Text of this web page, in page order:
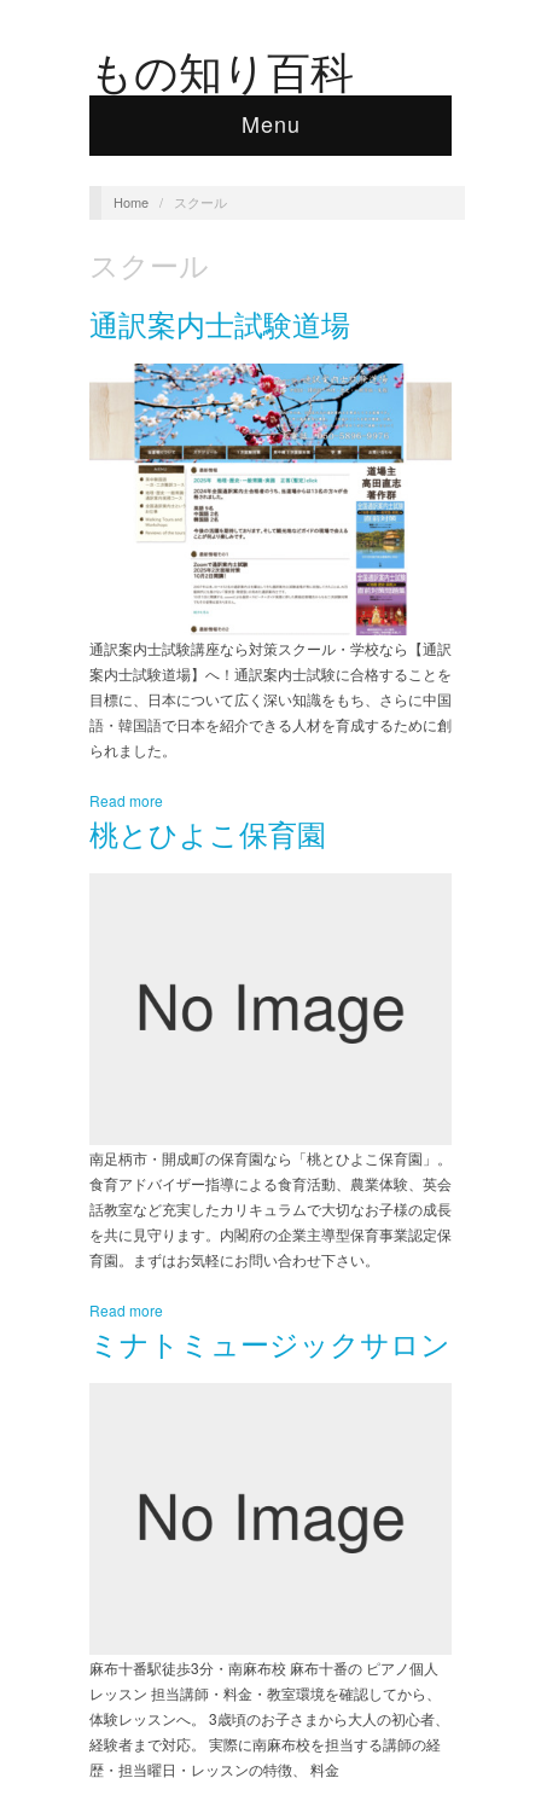
もの知り百科
Menu
Home / スクール
スクール
通訳案内士試験道場
通訳案内士試験講座なら対策スクール・学校なら【通訳
案内士試験道場】へ！通訳案内士試験に合格することを
目標に、日本について広く深い知識をもち、さらに中国
語・韓国語で日本を紹介できる人材を育成するために創
られました。
Read more
桃とひよこ保育園
南足柄市・開成町の保育園なら「桃とひよこ保育園」。
食育アドバイザー指導による食育活動、農業体験、英会
話教室など充実したカリキュラムで大切なお子様の成長
を共に見守ります。内閣府の企業主導型保育事業認定保
育園。まずはお気軽にお問い合わせ下さい。
Read more
ミナトミュージックサロン
麻布十番駅徒歩3分・南麻布校 麻布十番の ピアノ個人
レッスン 担当講師・料金・教室環境を確認してから、
体験レッスンへ。 3歳頃のお子さまから大人の初心者、
経験者まで対応。 実際に南麻布校を担当する講師の経
歴・担当曜日・レッスンの特徴、 料金